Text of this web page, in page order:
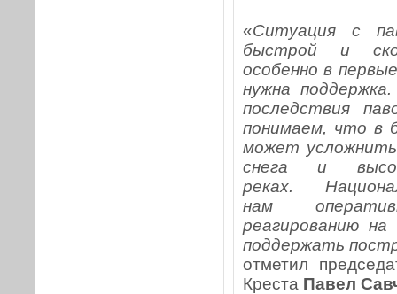
«Ситуация с
быстрой и
особенно в
нужна поддержка.
последствия
понимаем, что в
может
снега и
реках.
нам
реагированиюна
поддержать
отметил
Креста Павел